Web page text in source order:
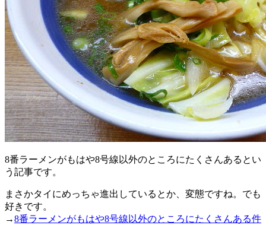
8番ラーメンがもはや8号線以外のところにたくさんあるとい
う記事です。
まさかタイにめっちゃ進出しているとか、変態ですね。でも
好きです。
→8番ラーメンがもはや8号線以外のところにたくさんある件